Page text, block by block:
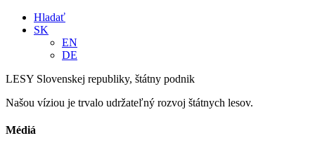
Hladať
SK
EN
DE
LESY Slovenskej republiky, štátny podnik
Našou víziou je trvalo udržateľný rozvoj štátnych lesov.
Médiá